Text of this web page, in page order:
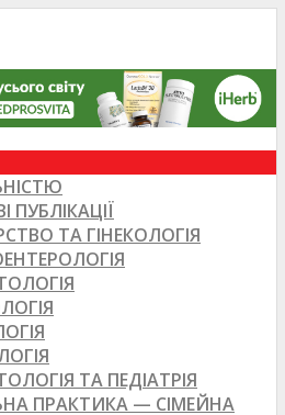
ПУБЛІКАЦІЇ
ТА ГІНЕКОЛОГІЯ
ТА ПЕДІАТРІЯ
ПРАКТИКА — СІМЕЙНА